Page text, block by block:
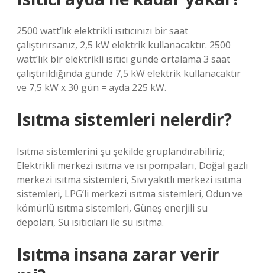
2500 watt’lık elektrikli ısıtıcınızı bir saat
çalıştırırsanız, 2,5 kW elektrik kullanacaktır. 2500
watt’lık bir elektrikli ısıtıcı günde ortalama 3 saat
çalıştırıldığında günde 7,5 kW elektrik kullanacaktır
ve 7,5 kW x 30 gün = ayda 225 kW.
Isıtma sistemleri nelerdir?
Isıtma sistemlerini şu şekilde gruplandırabiliriz;
Elektrikli merkezi ısıtma ve ısı pompaları, Doğal gazlı
merkezi ısıtma sistemleri, Sıvı yakıtlı merkezi ısıtma
sistemleri, LPG’li merkezi ısıtma sistemleri, Odun ve
kömürlü ısıtma sistemleri, Güneş enerjili su
depoları, Su ısıtıcıları ile su ısıtma.
Isıtma insana zarar verir